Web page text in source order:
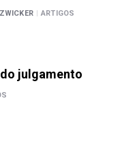
| ARTIGOS
julgamento